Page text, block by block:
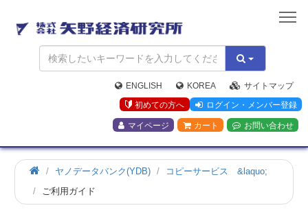
矢
野
経
済
研
究
所
ENGLISH KOREA
サイトマップ
初めての方へ
ログイン・メンバー登録
マイページ カート お問い合わせ
ホ
ヤノデータバンク(YDB)
コピーサービス &laquo;
ご利用ガイド